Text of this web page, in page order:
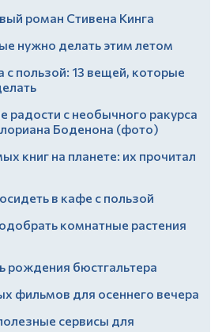
роман Стивена Кинга
нужно делать этим летом
с пользой: 13 вещей, которые
радости с необычного ракурса
Боденона (фото)
книг на планете: их прочитал
в кафе с пользой
комнатные растения
рождения бюстгальтера
фильмов для осеннего вечера
сервисы для